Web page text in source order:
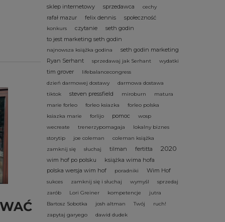
sklep internetowy sprzedawca cechy
rafał mazur felix dennis społeczność
konkurs czytanie
seth godin
to jest marketing seth godin
najnowsza książka godina
seth godin marketing
Ryan Serhant
sprzedawaj jak Serhant wydatki
tim grover
lifebalancecongress
dzień darmowej dostawy
darmowa dostawa
tiktok
steven pressfield miroburn
matura
marie forleo
forleo ksiazka
forleo polska
ksiazka marie
forlijo pomoc
wosp
wecreate
trenerzypomagaja
lokalny biznes
storytip
joe coleman
coleman książka
zamknij się
słuchaj tilman fertitta 2020
wim hof po polsku
książka wima hofa
polska wersja wim hof
poradniki Wim Hof
sukces zamknij się i słuchaj wymyśl
sprzedaj
zarób
Lori Greiner kompetencje
jutra
Bartosz Sobotka
josh altman Twój
ruch!
zapytaj garyego
dawid dudek